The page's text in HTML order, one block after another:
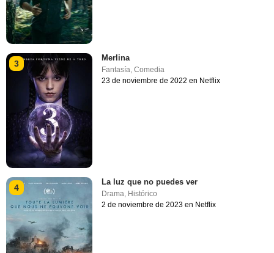
3
Merlina
Fantasía ,Comedia
23 de noviembre de 2022 en Netflix
4
La luz que no puedes ver
Drama, Histórico
2 de noviembre de 2023 en Netflix